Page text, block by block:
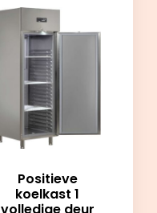
Positieve
koelkast 1